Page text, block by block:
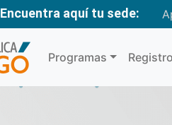
Encuentra aquí tu sede:
Programas